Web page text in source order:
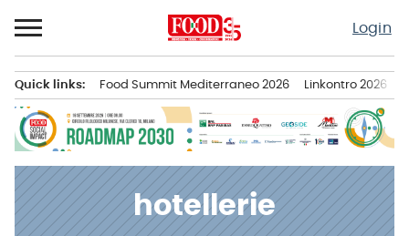
al
contenuto
Login
principale
Quick links: Food Summit Mediterraneo 2026 Linkontro 2026
hotellerie